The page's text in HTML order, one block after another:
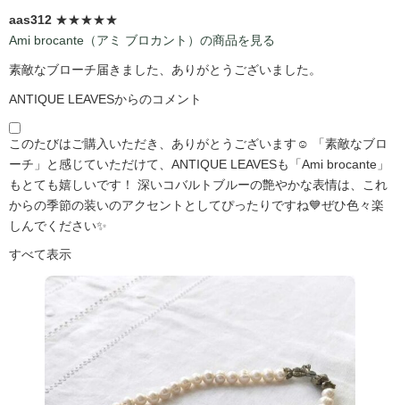
aas312 ★★★★★
Ami brocante（アミ ブロカント）の商品を見る
素敵なブローチ届きました、ありがとうございました。
ANTIQUE LEAVESからのコメント
このたびはご購入いただき、ありがとうございます☺️ 「素敵なブロ
ーチ」と感じていただけて、ANTIQUE LEAVESも「Ami brocante」
もとても嬉しいです！ 深いコバルトブルーの艶やかな表情は、これ
からの季節の装いのアクセントとしてぴったりですね💙ぜひ色々楽
しんでください✨
すべて表示